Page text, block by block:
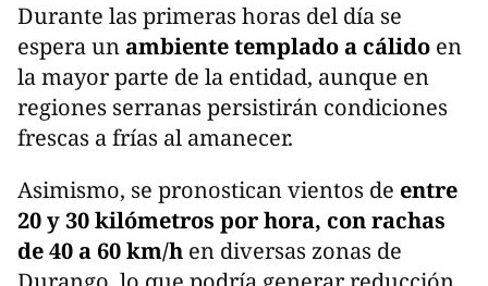
Durante las primeras horas del día se
espera un ambiente templado a cálido en
la mayor parte de la entidad, aunque en
regiones serranas persistirán condiciones
frescas a frías al amanecer.
Asimismo, se pronostican vientos de entre
20 y 30 kilómetros por hora, con rachas
de 40 a 60 km/h en diversas zonas de